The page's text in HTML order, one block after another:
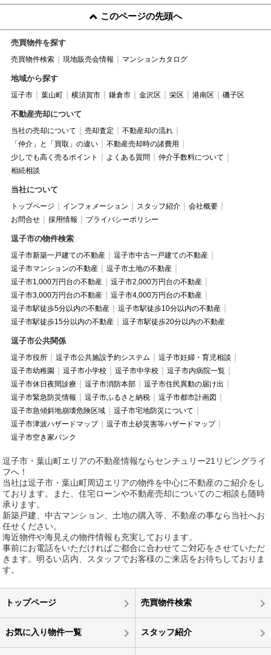
このページの先頭へ
売買物件を探す
売買物件検索 現地販売会情報 マンションカタログ
地域から探す
逗子市 葉山町 横須賀市 鎌倉市 金沢区 栄区 港南区 磯子区
不動産売却について
当社の売却について 売却査定
不動産却の流れ
「仲介」と「買取」の違い
不動産売却時の諸費用
少しでも高く売るポイント
よくある質問
仲介手数料について
相続相談
当社について
トップページ インフォメーション スタッフ紹介
会社概要
お問合せ
採用情報 プライバシーポリシー
逗子市の物件検索
逗子市新築一戸建ての不動産
逗子市中古一戸建ての不動産
逗子市マンションの不動産
逗子市土地の不動産
逗子市1,000万円台の不動産
逗子市2,000万円台の不動産
逗子市3,000万円台の不動産
逗子市4,000万円台の不動産
逗子市駅徒歩5分以内の不動産
逗子市駅徒歩10分以内の不動産
逗子市駅徒歩15分以内の不動産
逗子市駅徒歩20分以内の不動産
逗子市公共関係
逗子市役所 逗子市公共施設予約システム
逗子市妊婦・育児相談
逗子市幼稚園
逗子市小学校 逗子市中学校
逗子市内病院一覧
逗子市休日夜間診療
逗子市消防本部
逗子市住民異動の届け出
逗子市緊急防災情報
逗子市ふるさと納税
逗子市都市計画図
逗子市急傾斜地崩壊危険区域
逗子市宅地防災について
逗子市津波ハザードマップ
逗子市土砂災害等ハザードマップ
逗子市空き家バンク
逗子市・葉山町エリアの不動産情報ならセンチュリー21リビングライ
フへ！
当社は逗子市・葉山町周辺エリアの物件を中心に不動産のご紹介をし
ております。また、住宅ローンや不動産売却についてのご相談も随時
承ります。
新築戸建、中古マンション、土地の購入等、不動産の事なら当社へお
任せください。
海近物件や海見えの物件情報も充実しております。
事前にお電話をいただければご都合に合わせてご対応をさせていただ
きます。明るい店内、スタッフでお客様のご来店をお待ちしておりま
す。
トップページ 売買物件検索
お気に入り物件一覧 スタッフ紹介